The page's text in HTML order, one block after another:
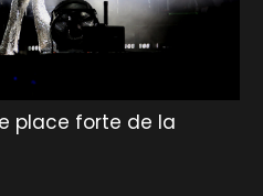
place forte de la